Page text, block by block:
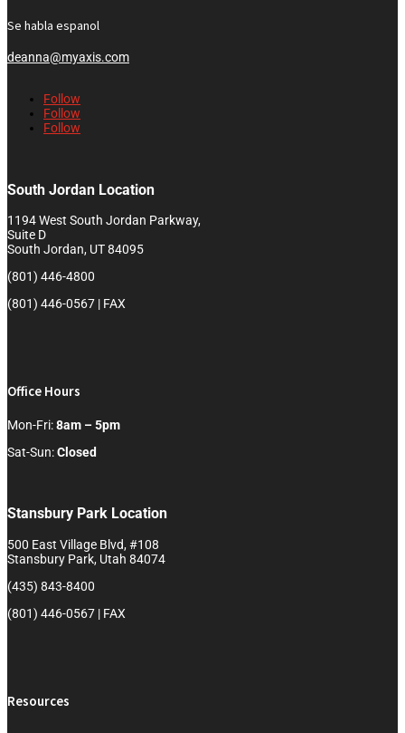
Se habla espanol
deanna@myaxis.com
Follow
Follow
Follow
South Jordan Location
1194 West South Jordan Parkway,
Suite D
South Jordan, UT 84095
(801) 446-4800
(801) 446-0567 | FAX
Office Hours
Mon-Fri:8am – 5pm
Sat-Sun:Closed
Stansbury Park Location
500 East Village Blvd, #108
Stansbury Park, Utah 84074
(435) 843-8400
(801) 446-0567 | FAX
Resources